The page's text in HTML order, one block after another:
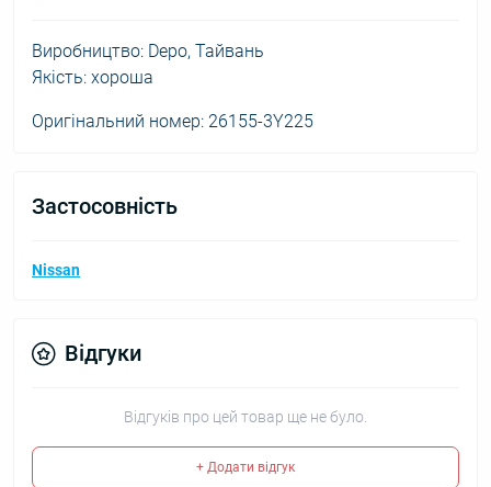
Виробництво: Depo, Тайвань
Якість: хороша
Оригінальний номер: 26155-3Y225
Застосовність
Nissan
Відгуки
Відгуків про цей товар ще не було.
+ Додати відгук